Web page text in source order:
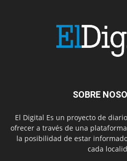
SOBRE
El Digital Es un proyecto de
ofrecer a través de una
la posibilidad de estar
cada